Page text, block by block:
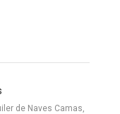
de Naves Camas,